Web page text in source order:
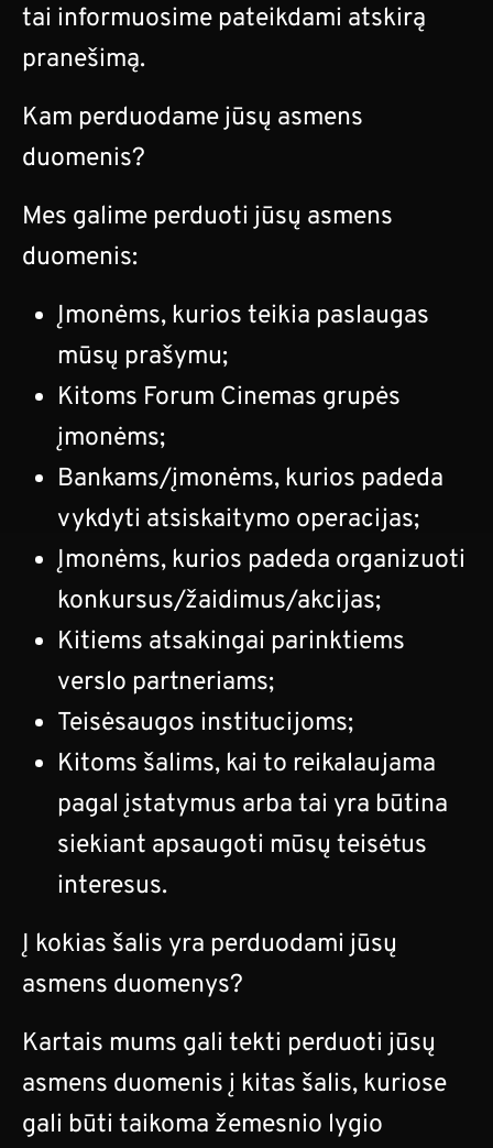
tai informuosime pateikdami atskirą
pranešimą.
Kam perduodame jūsų asmens
duomenis?
Mes galime perduoti jūsų asmens
duomenis:
Įmonėms, kurios teikia paslaugas
mūsų prašymu;
Kitoms Forum Cinemas grupės
įmonėms;
Bankams/įmonėms, kurios padeda
vykdyti atsiskaitymo operacijas;
Įmonėms, kurios padeda organizuoti
konkursus/žaidimus/akcijas;
Kitiems atsakingai parinktiems
verslo partneriams;
Teisėsaugos institucijoms;
Kitoms šalims, kai to reikalaujama
pagal įstatymus arba tai yra būtina
siekiant apsaugoti mūsų teisėtus
interesus.
Į kokias šalis yra perduodami jūsų
asmens duomenys?
Kartais mums gali tekti perduoti jūsų
asmens duomenis į kitas šalis, kuriose
gali būti taikoma žemesnio lygio